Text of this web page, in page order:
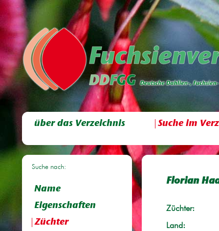
über das Verzeichnis Suche im
Suche nach:
Name
Eigenschaften
Züchter
Florian
Züchter:
Land: